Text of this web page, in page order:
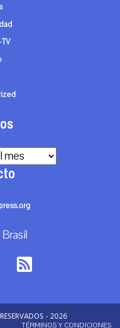
- 2026
TÉRMINOS Y CONDICIONES